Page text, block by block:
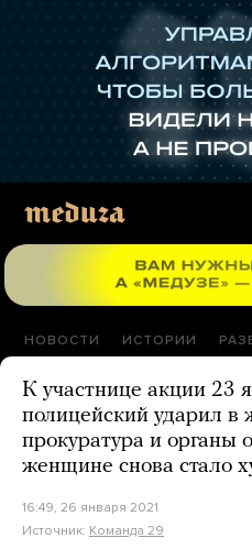
НОВОСТИ ИСТОРИИ
К участнице акции 23
полицейский ударил в
прокуратура и органы
женщине снова стало
16:49, 26 января 2021
Источник: Команда 29